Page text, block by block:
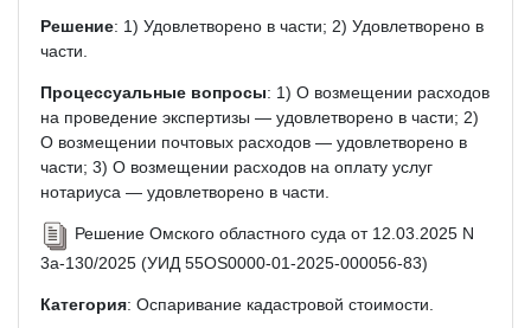
Решение: 1) Удовлетворено в части; 2) Удовлетворено в
части.
Процессуальные вопросы: 1) О возмещении расходов
на проведение экспертизы — удовлетворено в части; 2)
О возмещении почтовых расходов — удовлетворено в
части; 3) О возмещении расходов на оплату услуг
нотариуса — удовлетворено в части.
Решение Омского областного суда от 12.03.2025 N
3а-130/2025 (УИД 55OS0000-01-2025-000056-83)
Категория: Оспаривание кадастровой стоимости.